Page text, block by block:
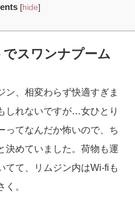
[hide]
スワンナプーム
ン、相変わらず快適すぎま
しれないですが…女ひとり
ってなんだか怖いので、ち
決めていました。荷物も運
てて、リムジン内はWi-fiも
。